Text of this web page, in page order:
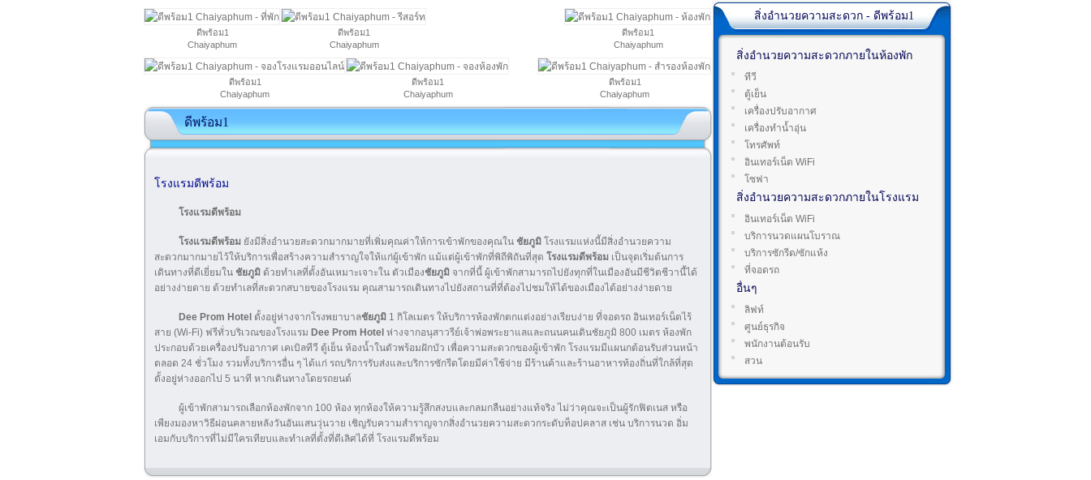
ดีพร้อม1
Chaiyaphum
ดีพร้อม1
Chaiyaphum
ดีพร้อม1
Chaiyaphum
ดีพร้อม1
Chaiyaphum
ดีพร้อม1
Chaiyaphum
ดีพร้อม1
Chaiyaphum
ดีพร้อม1
โรงแรมดีพร้อม
โรงแรมดีพร้อม
โรงแรมดีพร้อม ยังมีสิ่งอำนวยสะดวกมากมายที่เพิ่มคุณค่าให้การเข้าพักของคุณใน ชัยภูมิ โรงแรมแห่งนี้มีสิ่งอำนวยความ
สะดวกมากมายไว้ให้บริการเพื่อสร้างความสำราญใจให้แก่ผู้เข้าพัก แม้แต่ผู้เข้าพักที่พิถีพิถันที่สุด โรงแรมดีพร้อม เป็นจุดเริ่มต้นการ
เดินทางที่ดีเยี่ยมใน ชัยภูมิ ด้วยทำเลที่ตั้งอันเหมาะเจาะใน ตัวเมืองชัยภูมิ จากที่นี้ ผู้เข้าพักสามารถไปยังทุกที่ในเมืองอันมีชีวิตชีวานี้ได้
อย่างง่ายดาย ด้วยทำเลที่สะดวกสบายของโรงแรม คุณสามารถเดินทางไปยังสถานที่ที่ต้องไปชมให้ได้ของเมืองได้อย่างง่ายดาย
Dee Prom Hotel ตั้งอยู่ห่างจากโรงพยาบาลชัยภูมิ 1 กิโลเมตร ให้บริการห้องพักตกแต่งอย่างเรียบง่าย ที่จอดรถ อินเทอร์เน็ตไร้
สาย (Wi-Fi) ฟรีทั่วบริเวณของโรงแรม Dee Prom Hotel ห่างจากอนุสาวรีย์เจ้าพ่อพระยาแลและถนนคนเดินชัยภูมิ 800 เมตร ห้องพัก
ประกอบด้วยเครื่องปรับอากาศ เคเบิลทีวี ตู้เย็น ห้องน้ำในตัวพร้อมฝักบัว เพื่อความสะดวกของผู้เข้าพัก โรงแรมมีแผนกต้อนรับส่วนหน้า
ตลอด 24 ชั่วโมง รวมทั้งบริการอื่น ๆ ได้แก่ รถบริการรับส่งและบริการซักรีดโดยมีค่าใช้จ่าย มีร้านค้าและร้านอาหารท้องถิ่นที่ใกล้ที่สุด
ตั้งอยู่ห่างออกไป 5 นาที หากเดินทางโดยรถยนต์
ผู้เข้าพักสามารถเลือกห้องพักจาก 100 ห้อง ทุกห้องให้ความรู้สึกสงบและกลมกลืนอย่างแท้จริง ไม่ว่าคุณจะเป็นผู้รักฟิตเนส หรือ
เพียงมองหาวิธีผ่อนคลายหลังวันอันแสนวุ่นวาย เชิญรับความสำราญจากสิ่งอำนวยความสะดวกระดับท็อปคลาส เช่น บริการนวด อิ่ม
เอมกับบริการที่ไม่มีใครเทียบและทำเลที่ตั้งที่ดีเลิศได้ที่ โรงแรมดีพร้อม
สิ่งอำนวยความสะดวก - ดีพร้อม1
สิ่งอำนวยความสะดวกภายในห้องพัก
ทีวี
ตู้เย็น
เครื่องปรับอากาศ
เครื่องทำน้ำอุ่น
โทรศัพท์
อินเทอร์เน็ต WiFi
โซฟา
สิ่งอำนวยความสะดวกภายในโรงแรม
อินเทอร์เน็ต WiFi
บริการนวดแผนโบราณ
บริการซักรีด/ซักแห้ง
ที่จอดรถ
อื่นๆ
ลิฟท์
ศูนย์ธุรกิจ
พนักงานต้อนรับ
สวน